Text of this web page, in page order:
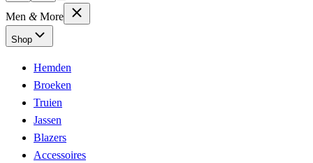
Men &More
Shop
Hemden
Broeken
Truien
Jassen
Blazers
Accessoires